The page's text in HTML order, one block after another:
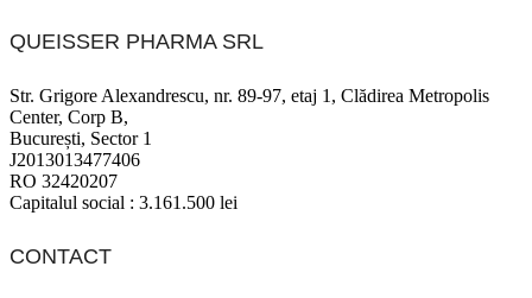
QUEISSER PHARMA SRL
Str. Grigore Alexandrescu, nr. 89-97, etaj 1, Clădirea Metropolis
Center, Corp B,
București, Sector 1
J2013013477406
RO 32420207
Capitalul social : 3.161.500 lei
CONTACT